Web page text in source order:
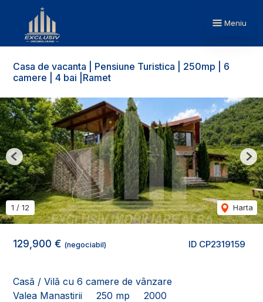
Meniu
Casa de vacanta | Pensiune Turistica | 250mp | 6
camere | 4 bai |Ramet
ID CP2319159
129,900 € (negociabil)
Casă / Vilă cu 6 camere de vânzare
Valea Manastirii
250 mp 2000
1 / 12 Harta
Previous